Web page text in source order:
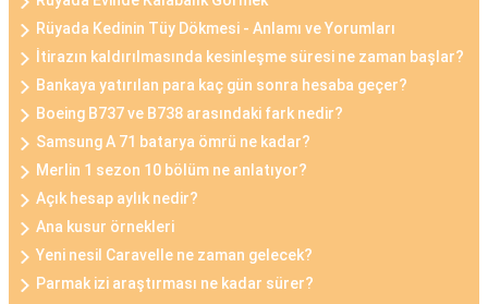
Rüyada Kedinin Tüy Dökmesi - Anlamı ve Yorumları
İtirazın kaldırılmasında kesinleşme süresi ne zaman başlar?
Bankaya yatırılan para kaç gün sonra hesaba geçer?
Boeing B737 ve B738 arasındaki fark nedir?
Samsung A 71 batarya ömrü ne kadar?
Merlin 1 sezon 10 bölüm ne anlatıyor?
Açık hesap aylık nedir?
Ana kusur örnekleri
Yeni nesil Caravelle ne zaman gelecek?
Parmak izi araştırması ne kadar sürer?